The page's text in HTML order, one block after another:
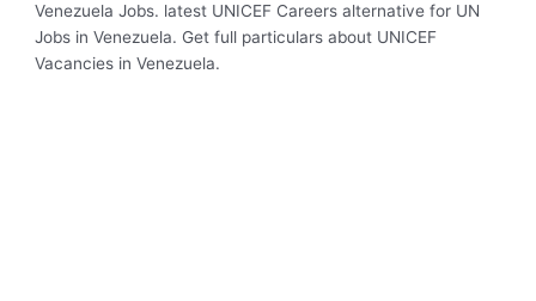
Venezuela Jobs. latest UNICEF Careers alternative for UN
Jobs in Venezuela. Get full particulars about UNICEF
Vacancies in Venezuela.